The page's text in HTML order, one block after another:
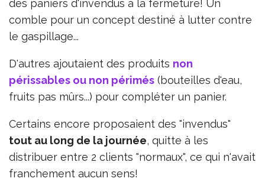
des paniers d'invendus à la fermeture! Un
comble pour un concept destiné à lutter contre
le gaspillage...
D'autres ajoutaient des produits non
périssables ou non périmés (bouteilles d'eau,
fruits pas mûrs...) pour compléter un panier.
Certains encore proposaient des "invendus"
tout au long de la journée, quitte à les
distribuer entre 2 clients "normaux", ce qui n'avait
franchement aucun sens!